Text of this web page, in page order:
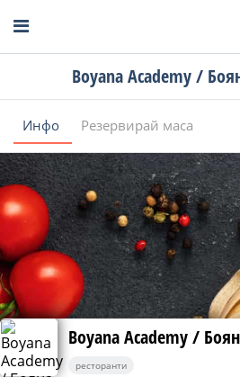
Boyana Academy /
Инфо Резервирай маса
Boyana Academy /
ресторанти